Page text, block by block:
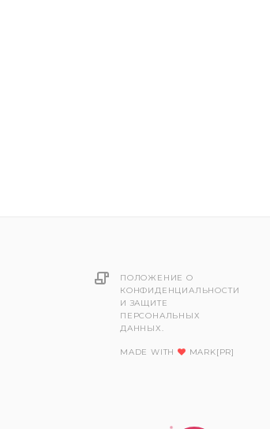
ПОЛОЖЕНИЕ О
КОНФИДЕНЦИАЛЬНОСТИ
И ЗАЩИТЕ
ПЕРСОНАЛЬНЫХ
ДАННЫХ.
MADE WITH MARK[PR]